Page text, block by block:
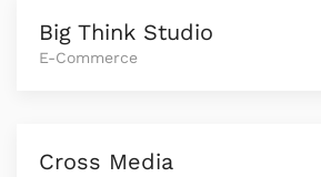
Big Think Studio
E-Commerce
Cross Media